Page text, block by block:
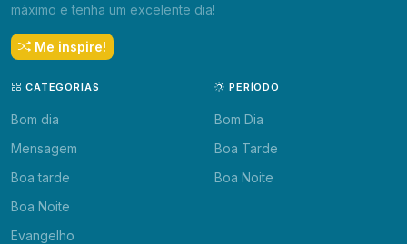
máximo e tenha um excelente dia!
Me inspire!
CATEGORIAS
Bom dia
Mensagem
Boa tarde
Boa Noite
Evangelho
PERÍODO
Bom Dia
Boa Tarde
Boa Noite